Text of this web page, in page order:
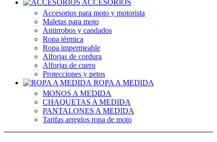
ACCESORIOS
Accesorios para moto y motorista
Maletas para moto
Antirrobos y candados
Ropa térmica
Ropa impermeable
Alforjas de cordura
Alforjas de cuero
Protecciones y petos
ROPA A MEDIDA
MONOS A MEDIDA
CHAQUETAS A MEDIDA
PANTALONES A MEDIDA
Tarifas arreglos ropa de moto